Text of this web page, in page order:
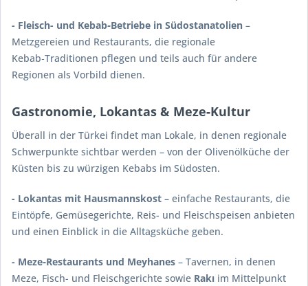
- Fleisch- und Kebab‑Betriebe in Südostanatolien –
Metzgereien und Restaurants, die regionale
Kebab‑Traditionen pflegen und teils auch für andere
Regionen als Vorbild dienen.
Gastronomie, Lokantas & Meze‑Kultur
Überall in der Türkei findet man Lokale, in denen regionale
Schwerpunkte sichtbar werden – von der Olivenölküche der
Küsten bis zu würzigen Kebabs im Südosten.
- Lokantas mit Hausmannskost – einfache Restaurants, die
Eintöpfe, Gemüsegerichte, Reis- und Fleischspeisen anbieten
und einen Einblick in die Alltagsküche geben.
- Meze‑Restaurants und Meyhanes – Tavernen, in denen
Meze, Fisch- und Fleischgerichte sowie Rakı im Mittelpunkt